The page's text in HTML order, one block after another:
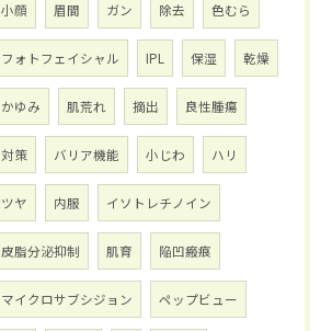
小顔 眉間 ガン 除去 色むら
フォトフェイシャル IPL 保湿 乾燥
かゆみ 肌荒れ 摘出 良性腫瘍
対策 バリア機能 小じわ ハリ
ツヤ 内服 イソトレチノイン
皮脂分泌抑制 肌育 陥凹瘢痕
マイクロサブシジョン ペップビュー